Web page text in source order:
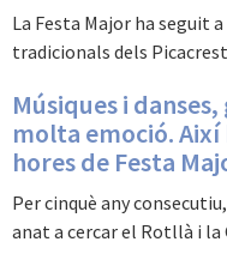
La Festa Major ha seguit
tradicionals dels
Músiques i
molta emoció.
hores de Festa
Per cinquè any
anat a cercar el Rotllà i la